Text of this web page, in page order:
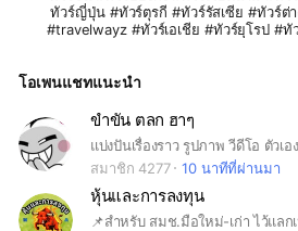
ทัวร์ญี่ปุ่น #ทัวร์ตุรกี #ทัวร์รัสเซีย #ทัวร์ต่
#travelwayz #ทัวร์เอเชีย #ทัวร์ยุโรป #ทั
โอเพนแชทแนะนำ
ขำขัน ตลก ฮาๆ
สมาชิก 4277
10 นาทีที่ผ่านมา
หุ้นและการลงทุน